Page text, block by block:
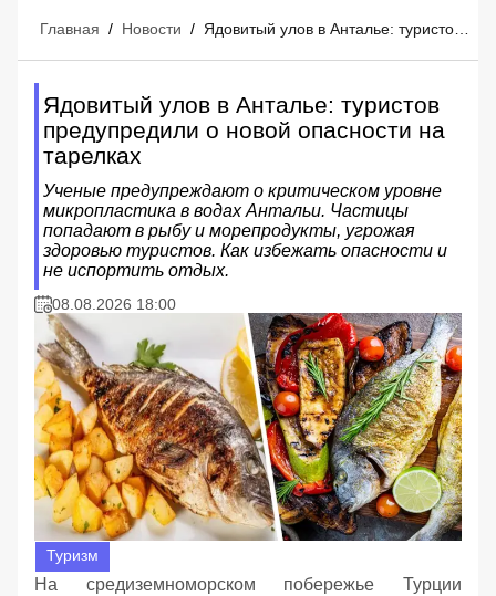
Главная / Новости /
Ядовитый улов в Анталье: туристов
предупредили о новой опасности на
тарелках
Ученые предупреждают о критическом уровне
микропластика в водах Антальи. Частицы
попадают в рыбу и морепродукты, угрожая
здоровью туристов. Как избежать опасности и
не испортить отдых.
08.08.2026 18:00
Туризм
На средиземноморском побережье Турции